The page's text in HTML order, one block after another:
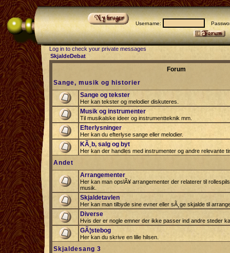
Username:
Log in to check your private messages
SkjaldeDebat
Forum
Sange, musik og historier
Sange og tekster
Her kan tekster og melodier diskuteres.
Musik og instrumenter
Til musikalske ideer og instrumentteknik mm.
Efterlysninger
Her kan du efterlyse sange eller melodier.
KÃ¸b, salg og byt
Her kan der handles med instrumenter og andre relevante
Andet
Arrangementer
Her kan man opslÃ¥ arrangementer der relaterer til
musik.
Skjaldetavlen
Her kan man tilbyde sine evner eller sÃ¸ge skjalde til
Diverse
Hvis der er nogle emner der ikke passer ind andre steder
GÃ¦stebog
Her kan du skrive en lille hilsen.
Skjaldesang 3